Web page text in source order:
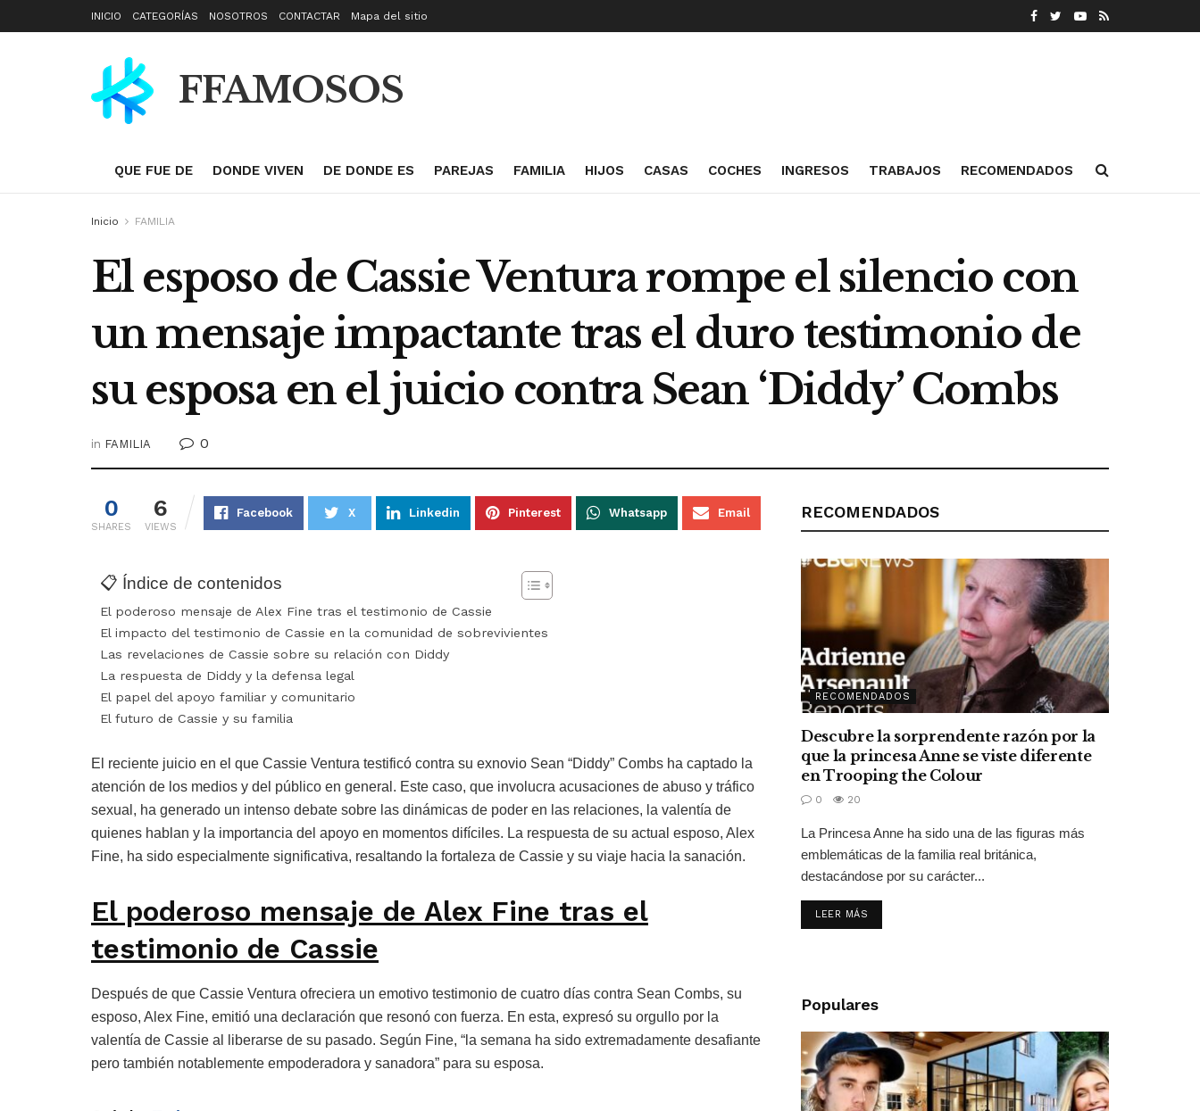
INICIO CATEGORÍAS NOSOTROS CONTACTAR Mapa del sitio
FFAMOSOS
QUE FUE DE DONDE VIVEN DE DONDE ES PAREJAS FAMILIA HIJOS CASAS COCHES INGRESOS TRABAJOS RECOMENDADOS
Inicio FAMILIA
El esposo de Cassie Ventura rompe el silencio con
un mensaje impactante tras el duro testimonio de
su esposa en el juicio contra Sean ‘Diddy’ Combs
in FAMILIA 0
0
SHARES
6
VIEWS
Facebook X Linkedin Pinterest Whatsapp Email
📋 Índice de contenidos
El poderoso mensaje de Alex Fine tras el testimonio de Cassie
El impacto del testimonio de Cassie en la comunidad de sobrevivientes
Las revelaciones de Cassie sobre su relación con Diddy
La respuesta de Diddy y la defensa legal
El papel del apoyo familiar y comunitario
El futuro de Cassie y su familia
El reciente juicio en el que Cassie Ventura testificó contra su exnovio Sean “Diddy” Combs ha captado la
atención de los medios y del público en general. Este caso, que involucra acusaciones de abuso y tráfico
sexual, ha generado un intenso debate sobre las dinámicas de poder en las relaciones, la valentía de
quienes hablan y la importancia del apoyo en momentos difíciles. La respuesta de su actual esposo, Alex
Fine, ha sido especialmente significativa, resaltando la fortaleza de Cassie y su viaje hacia la sanación.
El poderoso mensaje de Alex Fine tras el
testimonio de Cassie
Después de que Cassie Ventura ofreciera un emotivo testimonio de cuatro días contra Sean Combs, su
esposo, Alex Fine, emitió una declaración que resonó con fuerza. En esta, expresó su orgullo por la
valentía de Cassie al liberarse de su pasado. Según Fine, “la semana ha sido extremadamente desafiante
pero también notablemente empoderadora y sanadora” para su esposa.
RECOMENDADOS
RECOMENDADOS
Descubre la sorprendente razón por la
que la princesa Anne se viste diferente
en Trooping the Colour
0 20
La Princesa Anne ha sido una de las figuras más
emblemáticas de la familia real británica,
destacándose por su carácter...
LEER MÁS
Populares